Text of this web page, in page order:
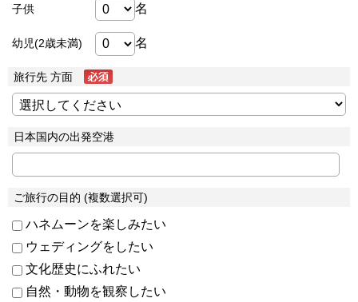
子供 名
幼児(2歳未満) 名
旅行先 方面
日本国内の出発空港
ご旅行の目的 (複数選択可)
ハネムーンを楽しみたい
ウェディングをしたい
文化歴史にふれたい
自然・動物を観察したい